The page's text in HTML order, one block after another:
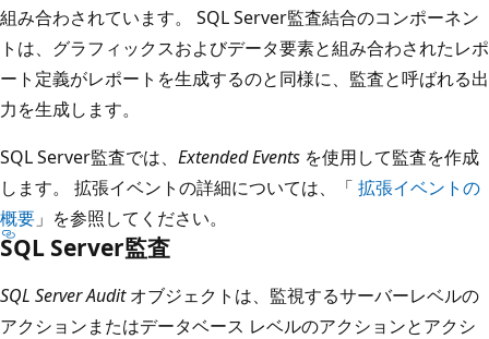
組み合わされています。 SQL Server監査結合のコンポーネン
トは、グラフィックスおよびデータ要素と組み合わされたレポ
ート定義がレポートを生成するのと同様に、監査と呼ばれる出
力を生成します。
SQL Server監査では、 Extended Events を使用して監査を作成
します。 拡張イベントの詳細については、「 拡張イベントの
概要 」を参照してください。
SQL Server監査
SQL Server Auditオブジェクトは、監視するサーバーレベルの
アクションまたはデータベース レベルのアクションとアクシ